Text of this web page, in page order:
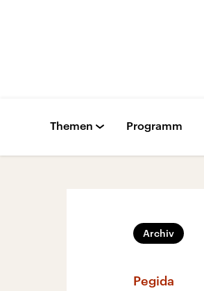
Themen Programm
Archiv
Pegida